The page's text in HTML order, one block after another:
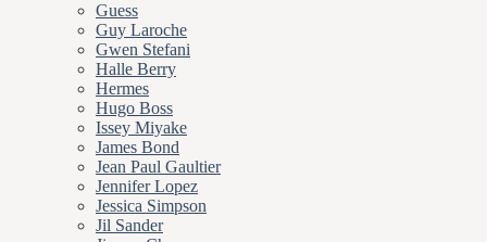
Guess
Guy Laroche
Gwen Stefani
Halle Berry
Hermes
Hugo Boss
Issey Miyake
James Bond
Jean Paul Gaultier
Jennifer Lopez
Jessica Simpson
Jil Sander